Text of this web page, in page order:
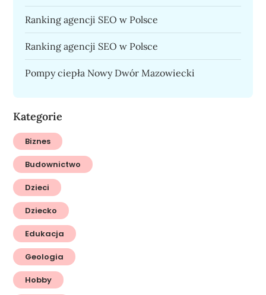
Ranking agencji SEO w Polsce
Ranking agencji SEO w Polsce
Pompy ciepła Nowy Dwór Mazowiecki
Kategorie
Biznes
Budownictwo
Dzieci
Dziecko
Edukacja
Geologia
Hobby